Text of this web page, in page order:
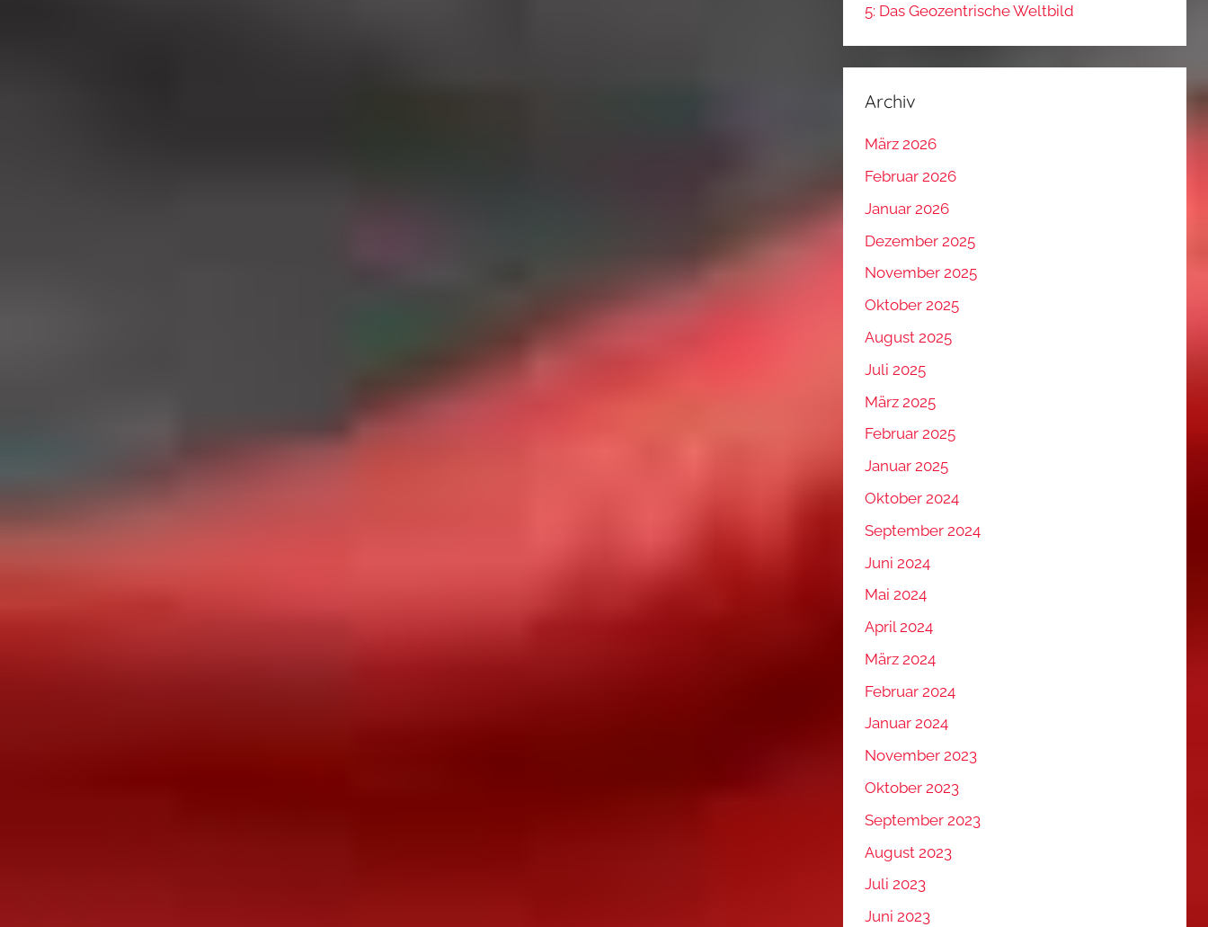
5: Das Geozentrische Weltbild
Archiv
März 2026
Februar 2026
Januar 2026
Dezember 2025
November 2025
Oktober 2025
August 2025
Juli 2025
März 2025
Februar 2025
Januar 2025
Oktober 2024
September 2024
Juni 2024
Mai 2024
April 2024
März 2024
Februar 2024
Januar 2024
November 2023
Oktober 2023
September 2023
August 2023
Juli 2023
Juni 2023